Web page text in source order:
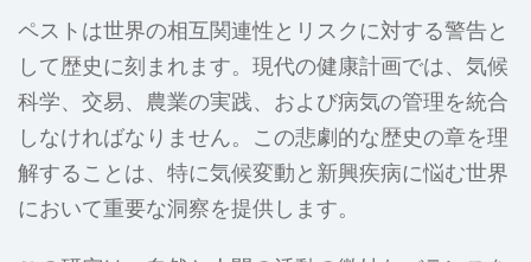
ペストは世界の相互関連性とリスクに対する警告と
して歴史に刻まれます。現代の健康計画では、気候
科学、交易、農業の実践、および病気の管理を統合
しなければなりません。この悲劇的な歴史の章を理
解することは、特に気候変動と新興疾病に悩む世界
において重要な洞察を提供します。